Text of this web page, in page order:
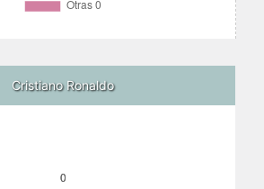
Cristiano Ronaldo